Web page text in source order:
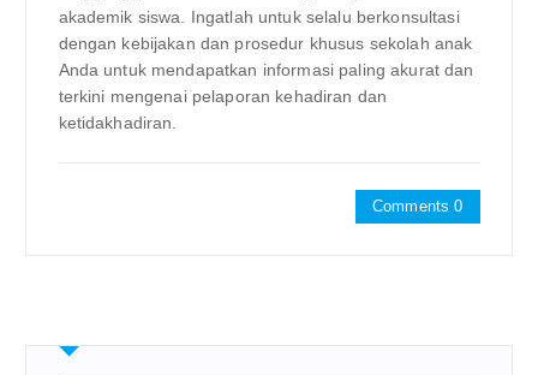
akademik siswa. Ingatlah untuk selalu berkonsultasi
dengan kebijakan dan prosedur khusus sekolah anak
Anda untuk mendapatkan informasi paling akurat dan
terkini mengenai pelaporan kehadiran dan
ketidakhadiran.
Comments 0